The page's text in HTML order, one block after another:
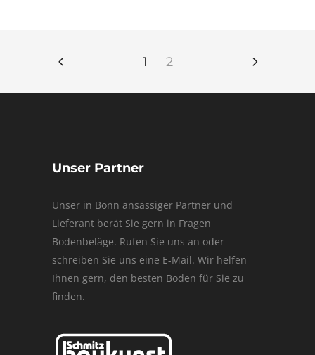
1 2
Unser Partner
Unser in Bonn ansässiger Partner und
Lieferant berät Sie gern in Fragen
Bodenbeläge. Rufen Sie uns an oder
schreiben Sie uns eine E-Mail. Wir helfen
Ihnen gern, den besten Boden für Sie zu
finden.